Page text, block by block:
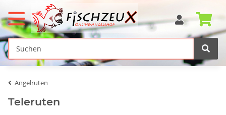
Angelruten
Teleruten